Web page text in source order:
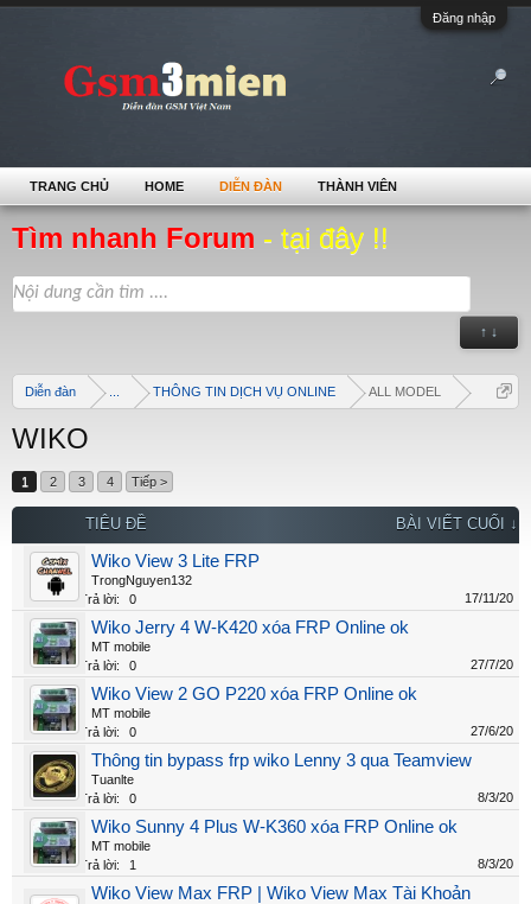
Đăng nhập
Tìm nhanh Forum - tại đây !!
↑ ↓
Diễn đàn THÔNG TIN DỊCH VỤ ONLINE ALL MODEL
WIKO
1 2 3 4 Tiếp >
TIÊU ĐỀ BÀI VIẾT CUỐI ↓
Wiko View 3 Lite FRP
TrongNguyen132
Trả lời:
0 17/11/20
Wiko Jerry 4 W-K420 xóa FRP Online ok
MT mobile
Trả lời:
0 27/7/20
Wiko View 2 GO P220 xóa FRP Online ok
MT mobile
Trả lời:
0 27/6/20
Thông tin bypass frp wiko Lenny 3 qua Teamview
Tuanlte
Trả lời:
0 8/3/20
Wiko Sunny 4 Plus W-K360 xóa FRP Online ok
MT mobile
Trả lời:
1 8/3/20
Wiko View Max FRP | Wiko View Max Tài Khoản
TRANG CHỦ HOME DIỄN ĐÀN THÀNH VIÊN